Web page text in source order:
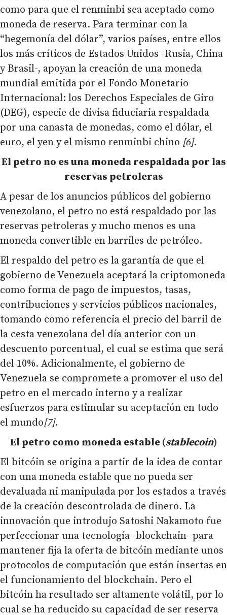
como para que el renminbi sea aceptado como
moneda de reserva. Para terminar con la
“hegemonía del dólar”, varios países, entre ellos
los más críticos de Estados Unidos -Rusia, China
y Brasil-, apoyan la creación de una moneda
mundial emitida por el Fondo Monetario
Internacional: los Derechos Especiales de Giro
(DEG), especie de divisa fiduciaria respaldada
por una canasta de monedas, como el dólar, el
euro, el yen y el mismo renminbi chino [6].
El petro no es una moneda respaldada por las
reservas petroleras
A pesar de los anuncios públicos del gobierno
venezolano, el petro no está respaldado por las
reservas petroleras y mucho menos es una
moneda convertible en barriles de petróleo.
El respaldo del petro es la garantía de que el
gobierno de Venezuela aceptará la criptomoneda
como forma de pago de impuestos, tasas,
contribuciones y servicios públicos nacionales,
tomando como referencia el precio del barril de
la cesta venezolana del día anterior con un
descuento porcentual, el cual se estima que será
del 10%. Adicionalmente, el gobierno de
Venezuela se compromete a promover el uso del
petro en el mercado interno y a realizar
esfuerzos para estimular su aceptación en todo
el mundo[7].
El petro como moneda estable (stablecoin)
El bitcóin se origina a partir de la idea de contar
con una moneda estable que no pueda ser
devaluada ni manipulada por los estados a través
de la creación descontrolada de dinero. La
innovación que introdujo Satoshi Nakamoto fue
perfeccionar una tecnología -blockchain- para
mantener fija la oferta de bitcóin mediante unos
protocolos de computación que están insertas en
el funcionamiento del blockchain. Pero el
bitcóin ha resultado ser altamente volátil, por lo
cual se ha reducido su capacidad de ser reserva